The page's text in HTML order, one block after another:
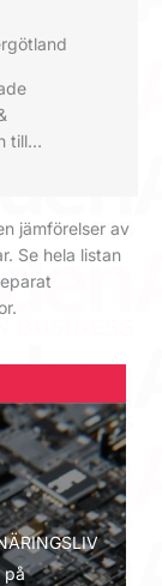
till…
jämförelser av
Se hela listan
på